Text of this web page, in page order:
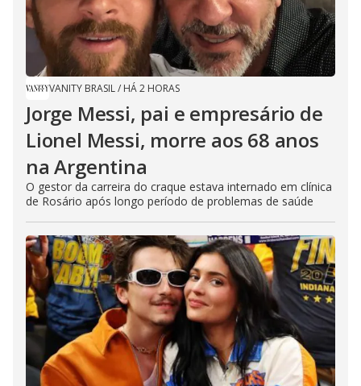
VANITY BRASIL/ HÁ 2 HORAS
Jorge Messi, pai e empresário de
Lionel Messi, morre aos 68 anos
na Argentina
O gestor da carreira do craque estava internado em clínica
de Rosário após longo período de problemas de saúde